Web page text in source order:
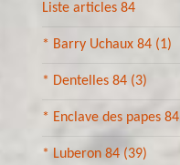
Liste articles 84
* Barry Uchaux 84 (1)
* Dentelles 84 (3)
* Enclave des papes 84
* Luberon 84 (39)